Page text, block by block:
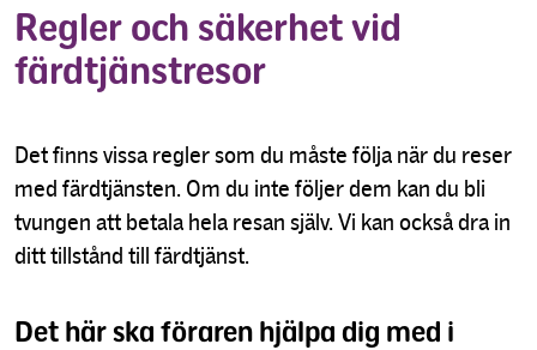
Regler och säkerhet vid
färdtjänstresor
Det finns vissa regler som du måste följa när du reser
med färdtjänsten. Om du inte följer dem kan du bli
tvungen att betala hela resan själv. Vi kan också dra in
ditt tillstånd till färdtjänst.
Det här ska föraren hjälpa dig med i